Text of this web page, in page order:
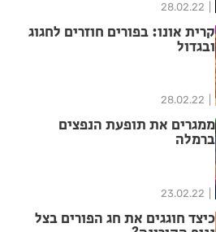
28.02.22
קרית אונו: בפורים חוזרים לחגוג
ובגדול
28.02.22
ממגרים את תופעת הנפצים
ברמלה
23.02.22
כיצד חוגגים את חג הפורים בצל